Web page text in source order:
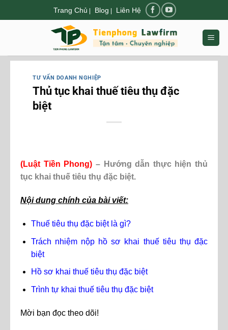
đến
Trang Chủ | Blog | Liên Hệ
TƯ VẤN DOANH NGHIỆP
Thủ tục khai thuế tiêu thụ đặc
biệt
(Luật Tiền Phong) – Hướng dẫn thực hiện thủ
tục khai thuế tiêu thụ đặc biệt.
Nội dung chính của bài viết:
Thuế tiêu thụ đặc biệt là gì?
Trách nhiệm nộp hồ sơ khai thuế tiêu thụ đặc
biệt
Hồ sơ khai thuế tiêu thụ đặc biệt
Trình tự khai thuế tiêu thụ đặc biệt
Mời bạn đọc theo dõi!